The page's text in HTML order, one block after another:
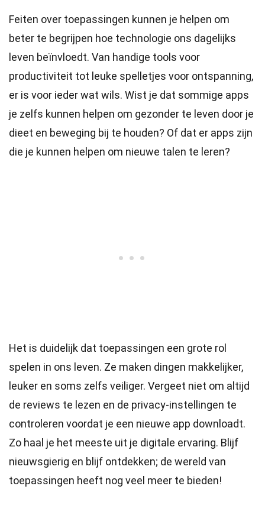
Feiten over toepassingen kunnen je helpen om
beter te begrijpen hoe technologie ons dagelijks
leven beïnvloedt. Van handige tools voor
productiviteit tot leuke spelletjes voor ontspanning,
er is voor ieder wat wils. Wist je dat sommige apps
je zelfs kunnen helpen om gezonder te leven door je
dieet en beweging bij te houden? Of dat er apps zijn
die je kunnen helpen om nieuwe talen te leren?
Het is duidelijk dat toepassingen een grote rol
spelen in ons leven. Ze maken dingen makkelijker,
leuker en soms zelfs veiliger. Vergeet niet om altijd
de reviews te lezen en de privacy-instellingen te
controleren voordat je een nieuwe app downloadt.
Zo haal je het meeste uit je digitale ervaring. Blijf
nieuwsgierig en blijf ontdekken; de wereld van
toepassingen heeft nog veel meer te bieden!